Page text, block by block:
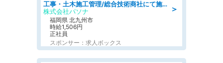
＞
工事・土木施工管理/総合技術商社にて施工管理のお仕事/即日勤務可/車通勤可/工事・土木施工管理/生産・品質管理
株式会社パソナ
福岡県 北九州市
時給1,506円
正社員
スポンサー：求人ボックス